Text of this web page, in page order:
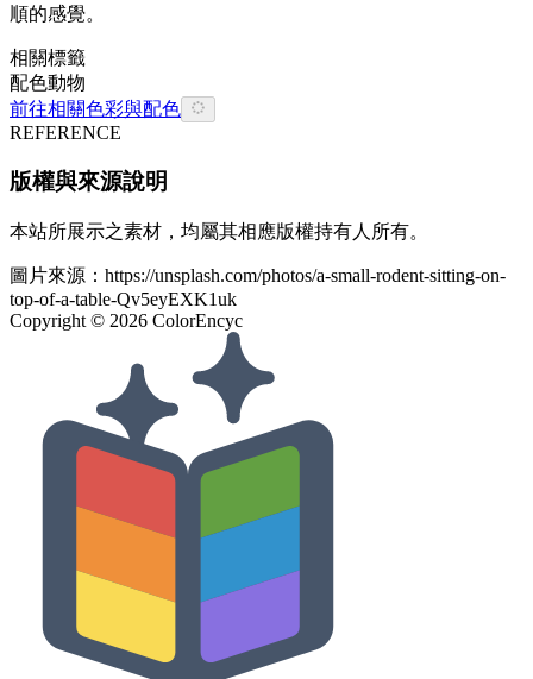
順的感覺。
相關標籤
配色動物
前往相關色彩與配色
REFERENCE
版權與來源說明
本站所展示之素材，均屬其相應版權持有人所有。
圖片來源： https://unsplash.com/photos/a-small-rodent-sitting-on-
top-of-a-table-Qv5eyEXK1uk
Copyright © 2026 ColorEncyc